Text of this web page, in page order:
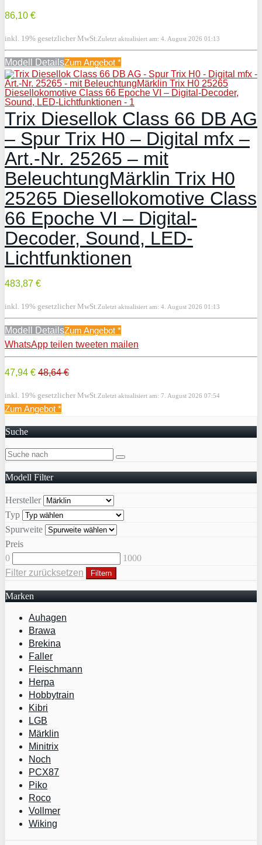
86,10 €
inkl. 19% gesetzlicher MwSt. Zuletzt aktualisiert am: 4. August 2026 01:13
Modell DetailsZum Angebot *
Trix Diesellok Class 66 DB AG
– Spur Trix H0 – Digital mfx –
Art.-Nr. 25265 – mit
BeleuchtungMärklin Trix H0
25265 Diesellokomotive Class
66 Epoche VI – Digital-
Decoder, Sound, LED-
Lichtfunktionen
483,87 €
inkl. 19% gesetzlicher MwSt. Zuletzt aktualisiert am: 4. August 2026 01:13
Modell DetailsZum Angebot *
WhatsApp teilen tweeten mailen
47,94 € 48,64 €
inkl. 19% gesetzlicher MwSt. Zuletzt aktualisiert am: 7. August 2026 07:54
Zum Angebot *
Suche
Modell Filter
Hersteller
Typ
Spurweite
Preis
0
1000
Filter zurücksetzen
Filtern
Marken
Auhagen
Brawa
Brekina
Faller
Fleischmann
Herpa
Hobbytrain
Kibri
LGB
Märklin
Minitrix
Noch
PCX87
Piko
Roco
Vollmer
Wiking